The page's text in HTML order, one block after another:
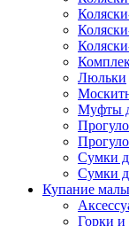
Люльки
Муфты
Сумки
Сумки
Купание
Горки и